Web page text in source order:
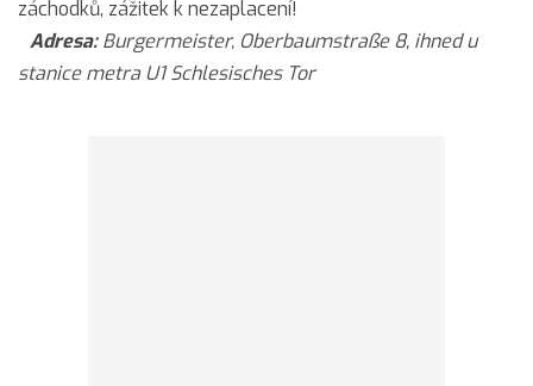
záchodků, zážitek k nezaplacení!
Adresa:Burgermeister, Oberbaumstraße 8, ihned u
stanice metra U1 Schlesisches Tor